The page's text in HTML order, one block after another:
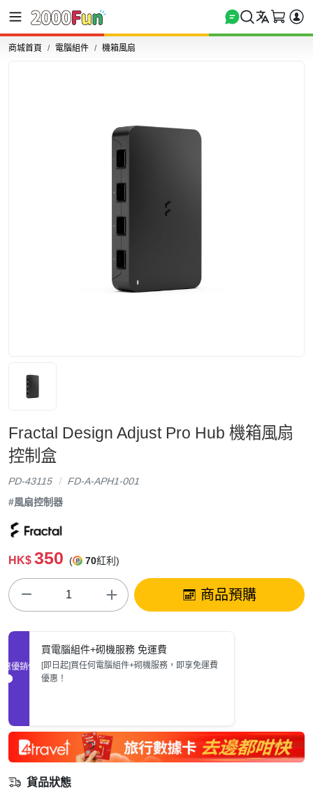
商城首頁 電腦組件 機箱風扇
Fractal Design Adjust Pro Hub 機箱風扇
控制盒
PD-43115
FD-A-APH1-001
#風扇控制器
HK$ 350 ( 70紅利)
商品預購
促銷優惠
買電腦組件+砌機服務 免運費
[即日起]買任何電腦組件+砌機服務，即享免運費
優惠！
貨品狀態